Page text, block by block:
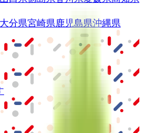
大分県宮崎県鹿児島県沖縄県